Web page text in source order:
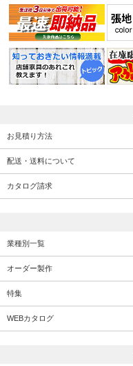
お見積り方法
配送・送料について
カタログ請求
業種別一覧
オーダー製作
特集
WEBカタログ